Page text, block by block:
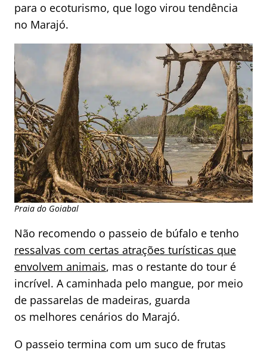
para o ecoturismo, que logo virou tendência
no Marajó.
Praia do Goiabal
Não recomendo o passeio de búfalo e tenho
ressalvas com certas atrações turísticas que
envolvem animais, mas o restante do tour é
incrível. A caminhada pelo mangue, por meio
de passarelas de madeiras, guarda
os melhores cenários do Marajó.
O passeio termina com um suco de frutas